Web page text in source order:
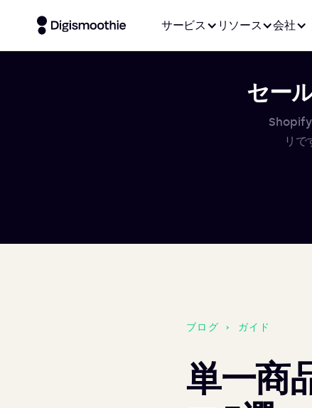
サービス リソース 会社
セー
Shopify
リ
ブログ › ガイド
単一商